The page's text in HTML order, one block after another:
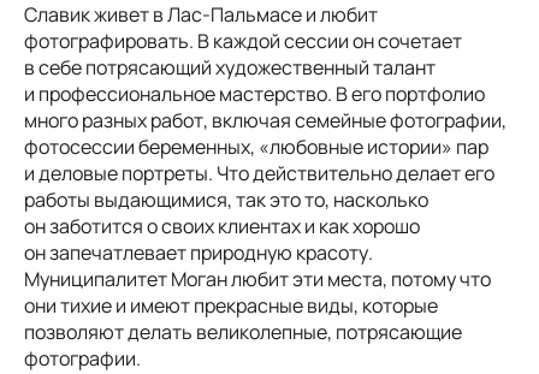
Славик живет в Лас-Пальмасе и любит
фотографировать. В каждой сессии он сочетает
в себе потрясающий художественный талант
и профессиональное мастерство. В его портфолио
много разных работ, включая семейные фотографии,
фотосессии беременных, «любовные истории» пар
и деловые портреты. Что действительно делает его
работы выдающимися, так это то, насколько
он заботится о своих клиентах и как хорошо
он запечатлевает природную красоту.
Муниципалитет Моган любит эти места, потому что
они тихие и имеют прекрасные виды, которые
позволяют делать великолепные, потрясающие
фотографии.